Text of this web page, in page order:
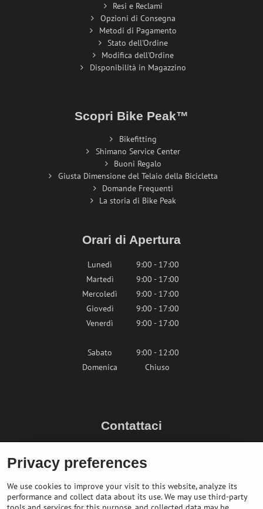
Resi e Reclami
Opzioni di Consegna
Metodi di Pagamento
Stato dell'Ordine
Modifica dell'Ordine
Disponibilità in Magazzino
Scopri Bike Peak™
Bikefitting
Shimano Service Center
Buoni Regalo
Giusta Dimensione del Telaio della Bicicletta
Domande Frequenti
La storia di Bike Peak
Orari di Apertura
Lunedì
9:00 - 17:00
Martedì
9:00 - 17:00
Mercoledì
9:00 - 17:00
Giovedì
9:00 - 17:00
Venerdì
9:00 - 17:00
Sabato
9:00 - 12:00
Domenica
Chiuso
Contattaci
+436764858804 (AT)
Privacy preferences
We use cookies to improve your visit to this website, analyze its
performance and collect data about its use. We may use third-party